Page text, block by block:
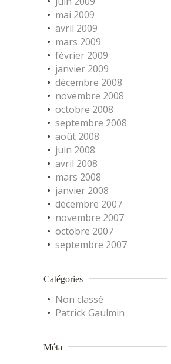
mai 2009
avril 2009
mars 2009
février 2009
janvier 2009
décembre 2008
novembre 2008
octobre 2008
septembre 2008
août 2008
juin 2008
avril 2008
mars 2008
janvier 2008
décembre 2007
novembre 2007
octobre 2007
septembre 2007
Catégories
Non classé
Patrick Gaulmin
Méta